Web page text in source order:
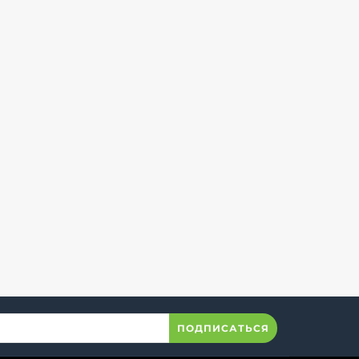
ПОДПИСАТЬСЯ